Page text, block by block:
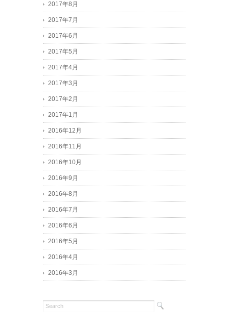
2017年8月
2017年7月
2017年6月
2017年5月
2017年4月
2017年3月
2017年2月
2017年1月
2016年12月
2016年11月
2016年10月
2016年9月
2016年8月
2016年7月
2016年6月
2016年5月
2016年4月
2016年3月